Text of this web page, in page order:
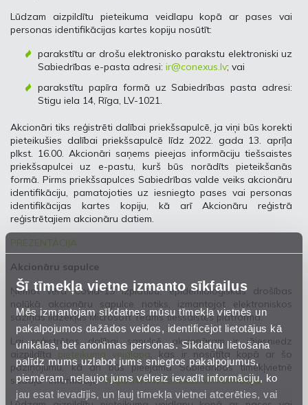
Šī tīmekļa vietne izmanto sīkfailus
Mēs izmantojam sīkdatnes mūsu tīmekļa vietnēs un
pakalpojumos dažādos veidos, identificējot lietotājus kā
unikālas, bet anonīmas personas. Sīkdatņu lietošana
palīdz mums uzlabot jums sniegtos pakalpojumus,
piemēram, neļaujot jums vēlreiz ievadīt informāciju, ko
jau esat ievadījis, un ļauj tīmekļa vietnei atcerēties, vai
Lūdzam aizpildītu pieteikuma veidlapu kopā ar pases vai
personas identifikācijas kartes kopiju nosūtīt:
parakstītu ar drošu elektronisko parakstu elektroniski uz
Sabiedrības e-pasta adresi: ir@conexus.lv; vai
parakstītu papīra formā uz Sabiedrības pasta adresi:
Stigu iela 14, Rīga, LV-1021.
Akcionāri tiks reģistrēti dalībai priekšsapulcē, ja viņi būs korekti
pieteikušies dalībai priekšsapulcē līdz 2022. gada 13. aprīļa
plkst. 16.00. Akcionāri saņems pieejas informāciju tiešsaistes
priekšsapulcei uz e-pastu, kurš būs norādīts pieteikšanās
formā. Pirms priekšsapulces Sabiedrības valde veiks akcionāru
identifikāciju, pamatojoties uz iesniegto pases vai personas
identifikācijas kartes kopiju, kā arī Akcionāru reģistrā
reģistrētajiem akcionāru datiem.
PREZENTĀCIJA
Akcionāru sapulce
Ņemot vērā Covid-19 izplatību, epidemioloģiskās drošības
nolūkā akcionāru sapulce notiks, izmantojot elektroniskos
saziņas līdzekļus Microsoft Teams tiešsaistes platformā.
Lai reģistrētos dalībai sapulcē, akcionāram ir jāiesniedz
aizpildītapieteikuma veidlapa, kas ir nosūtīta kopā ar šo
paziņojumu, kā arī būs pieejama Sabiedrības tīmekļvietnē
sadaļā “Informācija”https://www.conexus.lv/informacija.